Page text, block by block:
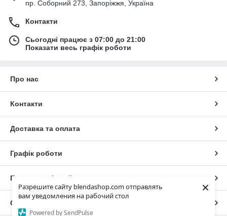
Разрешите сайту blendashop.com отправлять
вам уведомления на рабочий стол
Powered by SendPulse
×
пр. Соборний 273, Запоріжжя, Україна
Контакти
Сьогодні працює з 07:00 до 21:00
Показати весь графік роботи
Про нас
Контакти
Доставка та оплата
Графік роботи
Повна версія сайту
Сайт створено на маркетплейсі